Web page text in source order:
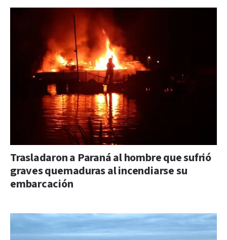
Trasladaron a Paraná al hombre que sufrió
graves quemaduras al incendiarse su
embarcación